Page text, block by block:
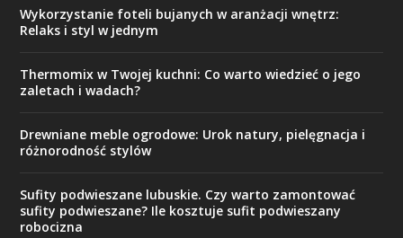
Wykorzystanie foteli bujanych w aranżacji wnętrz:
Relaks i styl w jednym
Thermomix w Twojej kuchni: Co warto wiedzieć o jego
zaletach i wadach?
Drewniane meble ogrodowe: Urok natury, pielęgnacja i
różnorodność stylów
Sufity podwieszane lubuskie. Czy warto zamontować
sufity podwieszane? Ile kosztuje sufit podwieszany
robocizna